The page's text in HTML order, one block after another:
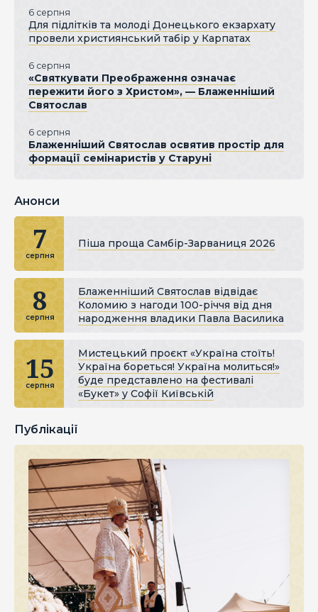
6 серпня
Для підлітків та молоді Донецького екзархату
провели християнський табір у Карпатах
6 серпня
«Святкувати Преображення означає
пережити його з Христом», — Блаженніший
Святослав
6 серпня
Блаженніший Святослав освятив простір для
формації семінаристів у Старуні
Анонси
7
серпня
Піша проща Самбір-Зарваниця 2026
8
серпня
Блаженніший Святослав відвідає
Коломию з нагоди 100-річчя від дня
народження владики Павла Василика
15
серпня
Мистецький проєкт «Україна стоїть!
Україна бореться! Україна молиться!»
буде представлено на фестивалі
«Букет» у Софії Київській
Публікації